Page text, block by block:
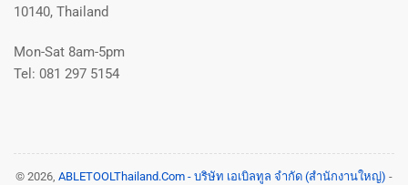
10140, Thailand
Mon-Sat 8am-5pm
Tel: 081 297 5154
© 2026, ABLETOOLThailand.Com - บริษัท เอเบิลทูล จำกัด (สำนักงานใหญ่) -